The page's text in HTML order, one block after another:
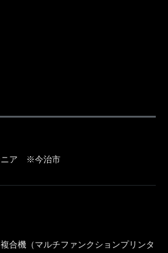
ニア ※今治市
合機（マルチファンクションプリンタ